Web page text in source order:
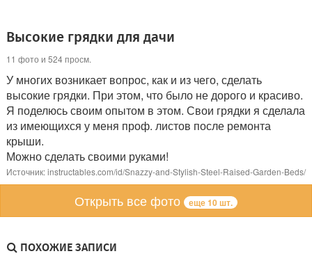
Высокие грядки для дачи
11 фото и 524 просм.
У многих возникает вопрос, как и из чего, сделать
высокие грядки. При этом, что было не дорого и красиво.
Я поделюсь своим опытом в этом. Свои грядки я сделала
из имеющихся у меня проф. листов после ремонта
крыши.
Можно сделать своими руками!
Источник: instructables.com/id/Snazzy-and-Stylish-Steel-Raised-Garden-Beds/
Открыть все фото еще 10 шт.
ПОХОЖИЕ ЗАПИСИ